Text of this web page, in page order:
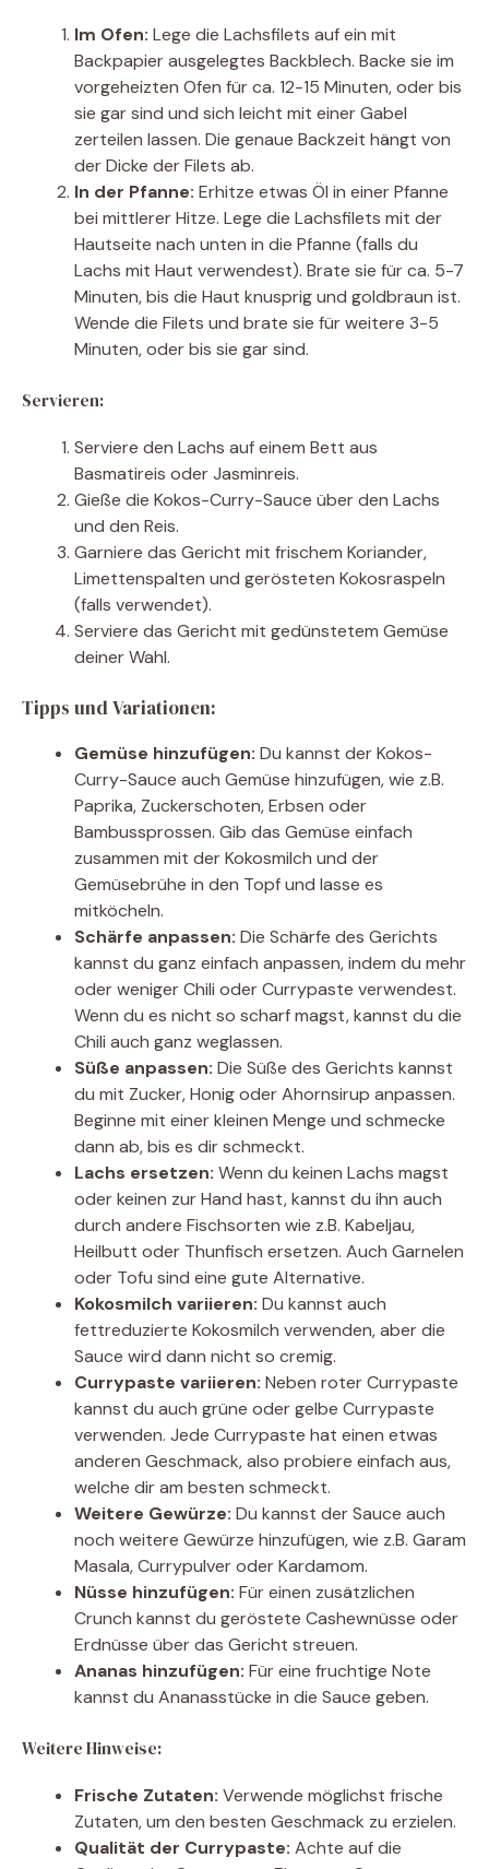
Im Ofen: Lege die Lachsfilets auf ein mit
Backpapier ausgelegtes Backblech. Backe sie im
vorgeheizten Ofen für ca. 12-15 Minuten, oder bis
sie gar sind und sich leicht mit einer Gabel
zerteilen lassen. Die genaue Backzeit hängt von
der Dicke der Filets ab.
In der Pfanne: Erhitze etwas Öl in einer Pfanne
bei mittlerer Hitze. Lege die Lachsfilets mit der
Hautseite nach unten in die Pfanne (falls du
Lachs mit Haut verwendest). Brate sie für ca. 5-7
Minuten, bis die Haut knusprig und goldbraun ist.
Wende die Filets und brate sie für weitere 3-5
Minuten, oder bis sie gar sind.
Servieren:
Serviere den Lachs auf einem Bett aus
Basmatireis oder Jasminreis.
Gieße die Kokos-Curry-Sauce über den Lachs
und den Reis.
Garniere das Gericht mit frischem Koriander,
Limettenspalten und gerösteten Kokosraspeln
(falls verwendet).
Serviere das Gericht mit gedünstetem Gemüse
deiner Wahl.
Tipps und Variationen:
Gemüse hinzufügen: Du kannst der Kokos-
Curry-Sauce auch Gemüse hinzufügen, wie z.B.
Paprika, Zuckerschoten, Erbsen oder
Bambussprossen. Gib das Gemüse einfach
zusammen mit der Kokosmilch und der
Gemüsebrühe in den Topf und lasse es
mitköcheln.
Schärfe anpassen: Die Schärfe des Gerichts
kannst du ganz einfach anpassen, indem du mehr
oder weniger Chili oder Currypaste verwendest.
Wenn du es nicht so scharf magst, kannst du die
Chili auch ganz weglassen.
Süße anpassen: Die Süße des Gerichts kannst
du mit Zucker, Honig oder Ahornsirup anpassen.
Beginne mit einer kleinen Menge und schmecke
dann ab, bis es dir schmeckt.
Lachs ersetzen: Wenn du keinen Lachs magst
oder keinen zur Hand hast, kannst du ihn auch
durch andere Fischsorten wie z.B. Kabeljau,
Heilbutt oder Thunfisch ersetzen. Auch Garnelen
oder Tofu sind eine gute Alternative.
Kokosmilch variieren: Du kannst auch
fettreduzierte Kokosmilch verwenden, aber die
Sauce wird dann nicht so cremig.
Currypaste variieren: Neben roter Currypaste
kannst du auch grüne oder gelbe Currypaste
verwenden. Jede Currypaste hat einen etwas
anderen Geschmack, also probiere einfach aus,
welche dir am besten schmeckt.
Weitere Gewürze: Du kannst der Sauce auch
noch weitere Gewürze hinzufügen, wie z.B. Garam
Masala, Currypulver oder Kardamom.
Nüsse hinzufügen: Für einen zusätzlichen
Crunch kannst du geröstete Cashewnüsse oder
Erdnüsse über das Gericht streuen.
Ananas hinzufügen: Für eine fruchtige Note
kannst du Ananasstücke in die Sauce geben.
Weitere Hinweise:
Frische Zutaten: Verwende möglichst frische
Zutaten, um den besten Geschmack zu erzielen.
Qualität der Currypaste: Achte auf die